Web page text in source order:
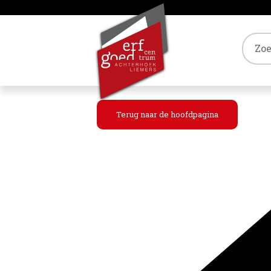
Terug naar de hoofdpagina